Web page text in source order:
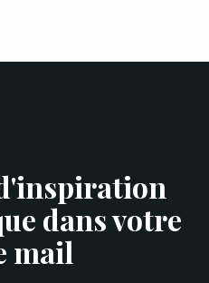
dans votre
mail